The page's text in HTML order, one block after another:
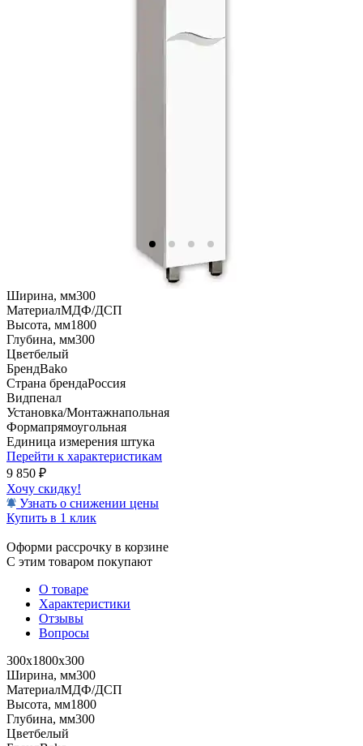
Ширина, мм300
МатериалМДФ/ДСП
Высота, мм1800
Глубина, мм300
Цветбелый
БрендBako
Страна брендаРоссия
Видпенал
Установка/Монтажнапольная
Формапрямоугольная
Единица измерения штука
Перейти к характеристикам
9 850 ₽
Хочу скидку!
Узнать о снижении цены
Купить в 1 клик
Оформи рассрочку в корзине
С этим товаром покупают
О товаре
Характеристики
Отзывы
Вопросы
300х1800х300
Ширина, мм300
МатериалМДФ/ДСП
Высота, мм1800
Глубина, мм300
Цветбелый